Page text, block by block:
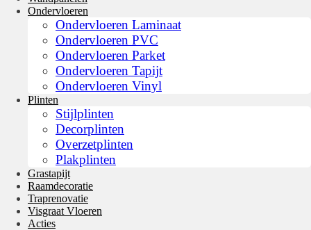
Ondervloeren
Ondervloeren Laminaat
Ondervloeren PVC
Ondervloeren Parket
Ondervloeren Tapijt
Ondervloeren Vinyl
Plinten
Stijlplinten
Decorplinten
Overzetplinten
Plakplinten
Grastapijt
Raamdecoratie
Traprenovatie
Visgraat Vloeren
Acties